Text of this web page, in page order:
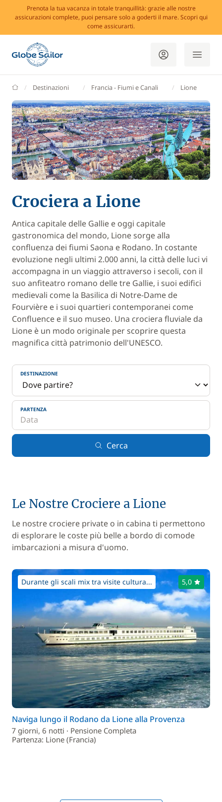
Prenota la tua vacanza in totale tranquillità: grazie alle nostre
assicurazioni complete, puoi pensare solo a goderti il mare. Scopri qui
come assicurarti.
GlobeSailor
Destinazioni Francia - Fiumi e Canali Lione
Crociera a Lione
Antica capitale delle Gallie e oggi capitale
gastronomica del mondo, Lione sorge alla
confluenza dei fiumi Saona e Rodano. In costante
evoluzione negli ultimi 2.000 anni, la città delle luci vi
accompagna in un viaggio attraverso i secoli, con il
suo anfiteatro romano delle tre Gallie, i suoi edifici
medievali come la Basilica di Notre-Dame de
Fourvière e i suoi quartieri contemporanei come
Confluence e il suo museo. Una crociera fluviale da
Lione è un modo originale per scoprire questa
magnifica città patrimonio dell'UNESCO.
DESTINAZIONE
PARTENZA
Cerca
Le Nostre Crociere a Lione
Le nostre crociere private o in cabina ti permettono
di esplorare le coste più belle a bordo di comode
imbarcazioni a misura d'uomo.
Durante gli scali mix tra visite cultura... 5,0
Naviga lungo il Rodano da Lione alla Provenza
7 giorni, 6 notti · Pensione Completa
Partenza: Lione (Francia)